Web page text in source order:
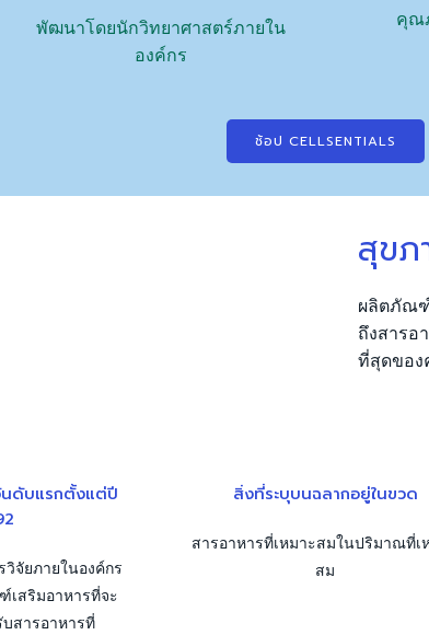
พัฒนาโดยนักวิทยาศาสตร์ภายใน
องค์กร
คุณ
ช้อป CELLSENTIALS
สุขภ
ผลิตภัณฑ์
ถึงสาร
ที่สุดขอ
นดับแรกตั้งแต่ปี
วิจัยภายในองค์กร
สริมอาหารที่จะ
สารอาหารที่
สิ่งที่ระบุบนฉลากอยู่ในขวด
สารอาหารที่เหมาะสมในปริมาณที่เ
สม